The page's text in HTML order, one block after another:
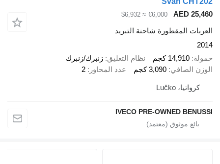
AED
€6,000
≈ $6,932
المقطورة شاحنة التبريد
14,910 كجم نظام التعليق زنبرك/زنبرك
الصافي
3,090 كجم عدد المحاور 2
IVECO PRE-OWNED